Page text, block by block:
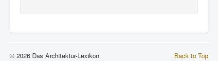
Back to Top
© 2026 Das Architektur-Lexikon